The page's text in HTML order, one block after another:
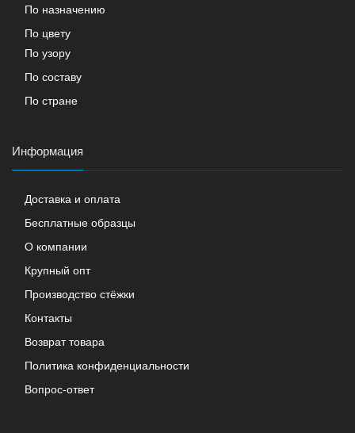
По назначению
По цвету
По узору
По составу
По стране
Информация
Доставка и оплата
Бесплатные образцы
О компании
Крупный опт
Производство стёжки
Контакты
Возврат товара
Политика конфиденциальности
Вопрос-ответ